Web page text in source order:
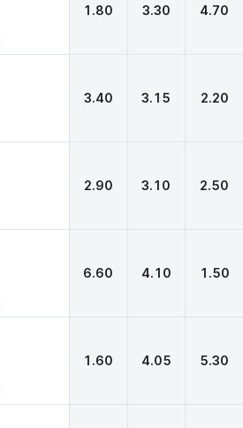
1.80 3.30 4.70
3.40 3.15 2.20
2.90 3.10 2.50
6.60 4.10 1.50
1.60 4.05 5.30